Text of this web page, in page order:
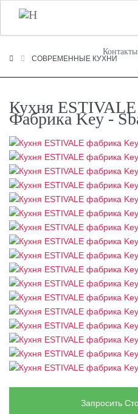
+7 (495) 120-00-58
Контакты
СОВРЕМЕННЫЕ КУХНИ
Кухня
Фабрика Key -
Запросить